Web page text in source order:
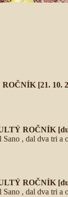
ROČNÍK [21. 10.
ROČNÍK
, dal dva tri
ROČNÍK
, dal dva tri